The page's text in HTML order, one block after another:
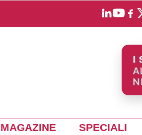
SPECIALI